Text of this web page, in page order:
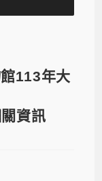
113年大
資訊